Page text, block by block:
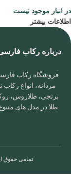
در انبار موجود نیست
اطلاعات بیشتر
درباره رکاب
فروشگاه رکاب
مردانه، انواع رکاب
برنجی، طلاروس،
طلا در مدل های
تمامی حقوق